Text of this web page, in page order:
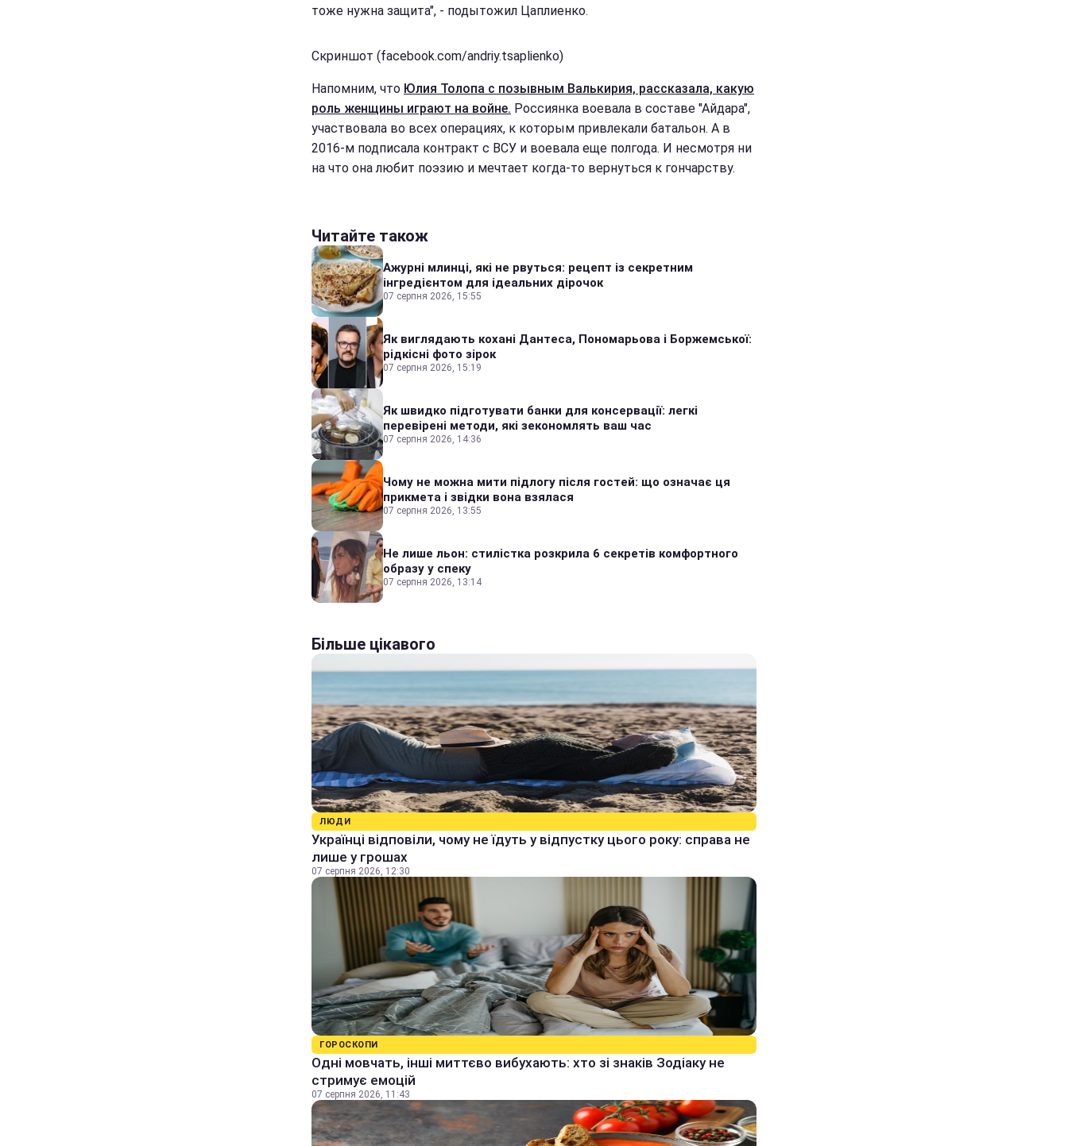
тоже нужна защита", - подытожил Цаплиенко.
Скриншот (facebook.com/andriy.tsaplienko)
Напомним, что Юлия Толопа с позывным Валькирия, рассказала, какую
роль женщины играют на войне. Россиянка воевала в составе "Айдара",
участвовала во всех операциях, к которым привлекали батальон. А в
2016-м подписала контракт с ВСУ и воевала еще полгода. И несмотря ни
на что она любит поэзию и мечтает когда-то вернуться к гончарству.
Читайте також
Ажурні млинці, які не рвуться: рецепт із секретним
інгредієнтом для ідеальних дірочок
07 серпня 2026, 15:55
Як виглядають кохані Дантеса, Пономарьова і Боржемської:
рідкісні фото зірок
07 серпня 2026, 15:19
Як швидко підготувати банки для консервації: легкі
перевірені методи, які зекономлять ваш час
07 серпня 2026, 14:36
Чому не можна мити підлогу після гостей: що означає ця
прикмета і звідки вона взялася
07 серпня 2026, 13:55
Не лише льон: стилістка розкрила 6 секретів комфортного
образу у спеку
07 серпня 2026, 13:14
Більше цікавого
ЛЮДИ
Українці відповіли, чому не їдуть у відпустку цього року: справа не
лише у грошах
07 серпня 2026, 12:30
ГОРОСКОПИ
Одні мовчать, інші миттєво вибухають: хто зі знаків Зодіаку не
стримує емоцій
07 серпня 2026, 11:43